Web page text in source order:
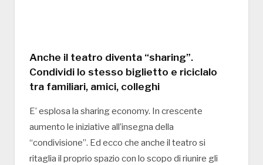
Anche il teatro diventa “sharing”.
Condividi lo stesso biglietto e riciclalo
tra familiari, amici, colleghi
E’ esplosa la sharing economy. In crescente
aumento le iniziative all’insegna della
“condivisione”. Ed ecco che anche il teatro si
ritaglia il proprio spazio con lo scopo di riunire gli